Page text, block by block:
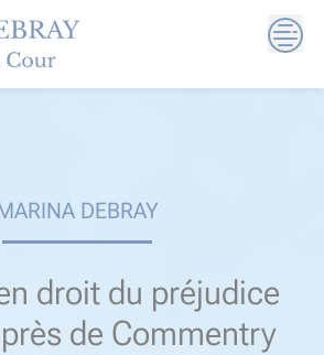
DEBRAY
droit du préjudice
de Commentry